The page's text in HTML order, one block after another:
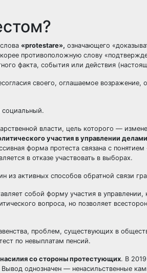
«protestare», означающего
противоположную слову
факта, события или действия
своего, оглашаемое возражение,
социальный.
власти, цель которого —
участия в управлении
форма протеста связана с понятием
в отказе участвовать в выборах.
из активных способов обратной связи
собой форму участия в управлении,
вопроса, но позволяет
проблем, существующих в
по невыплатам пенсий.
со стороны протестующих. В
однозначен — ненасильственные